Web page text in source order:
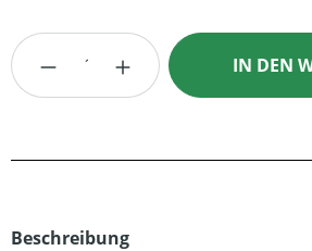
Produkt Anzahl: Gib den
IN DEN
Beschreibung